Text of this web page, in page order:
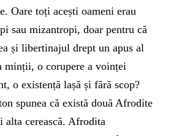
Oare toți acești oameni erau
sau mizantropi, doar pentru că
și libertinajul drept un apus al
minții, o corupere a voinței
o existență lașă și fără scop?
spunea că există două Afrodite
alta cerească. Afrodita